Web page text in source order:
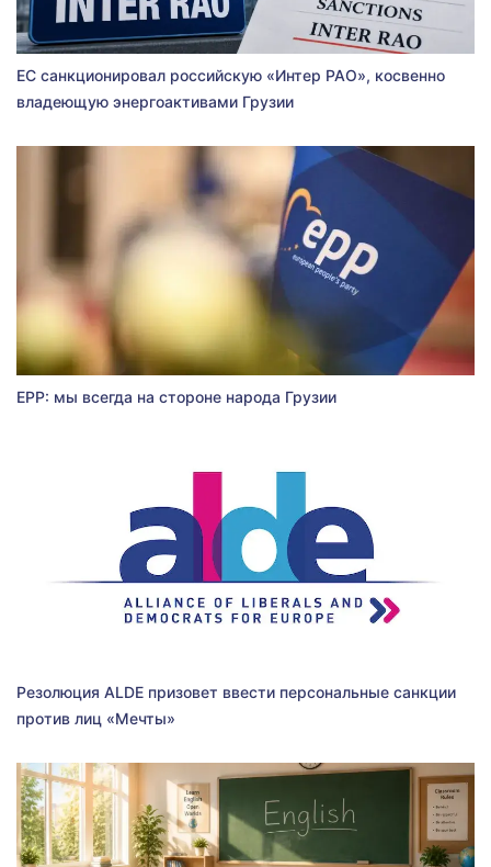
ЕС санкционировал российскую «Интер РАО», косвенно
владеющую энергоактивами Грузии
EPP: мы всегда на стороне народа Грузии
Резолюция ALDE призовет ввести персональные санкции
против лиц «Мечты»